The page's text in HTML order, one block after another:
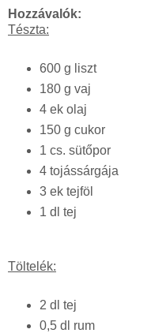
Hozzávalók:
Tészta:
600 g liszt
180 g vaj
4 ek olaj
150 g cukor
1 cs. sütőpor
4 tojássárgája
3 ek tejföl
1 dl tej
Töltelék:
2 dl tej
0,5 dl rum